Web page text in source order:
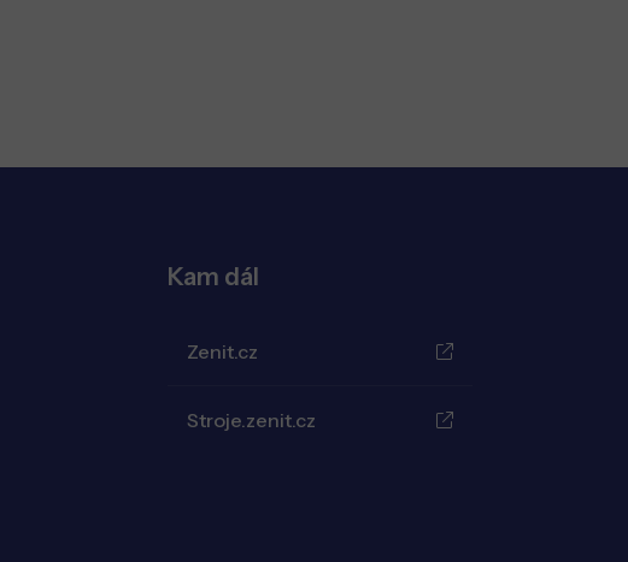
Kam dál
Zenit.cz
Stroje.zenit.cz